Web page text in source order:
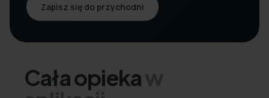
Zapisz się do przychodni
Cała opiekaw